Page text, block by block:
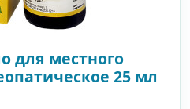
для местного
25 мл